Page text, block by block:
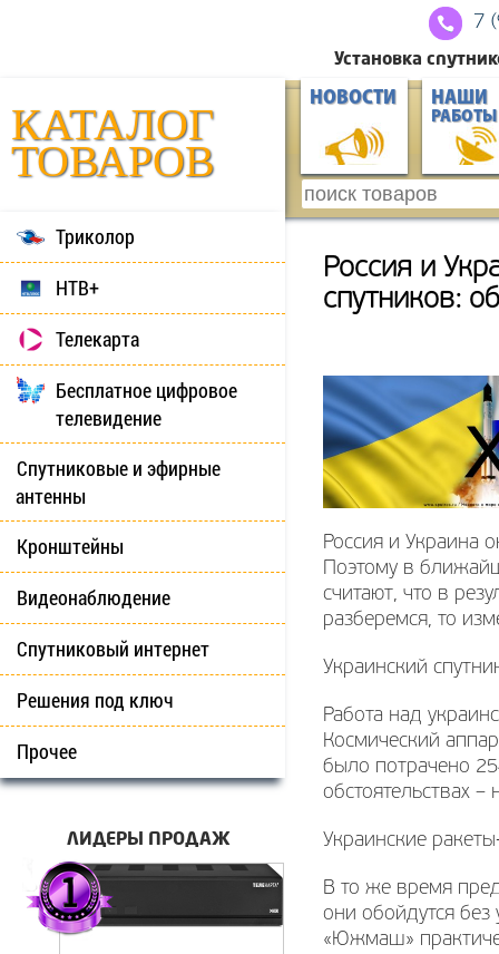
7
Установка
КАТАЛОГ
ТОВАРОВ
НОВОСТИ НАШИ
РАБОТЫ
Триколор
НТВ+
Телекарта
Бесплатное цифровое
телевидение
Спутниковые и эфирные
антенны
Кронштейны
Видеонаблюдение
Спутниковый интернет
Решения под ключ
Прочее
ЛИДЕРЫ ПРОДАЖ
Россия и
спутников:
Россия и Украина
Поэтому в
считают, что в
разберемся, то
Украинский
Работа над
Космический
было потрачено
обстоятельствах –
Украинские
В то же время
они обойдутся без
«Южмаш»